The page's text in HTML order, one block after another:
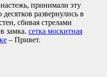
принимали эту
развернулись в
сбивая стрелами
замка. сетка москитная
– Привет.